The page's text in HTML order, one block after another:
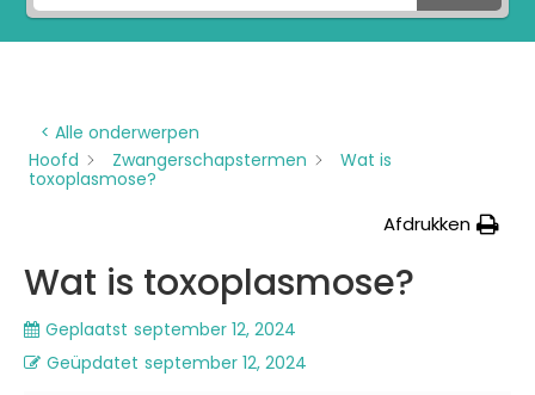
< Alle onderwerpen
Hoofd
Zwangerschapstermen
Wat is
toxoplasmose?
Afdrukken
Wat is toxoplasmose?
Geplaatst september 12, 2024
Geüpdatet september 12, 2024